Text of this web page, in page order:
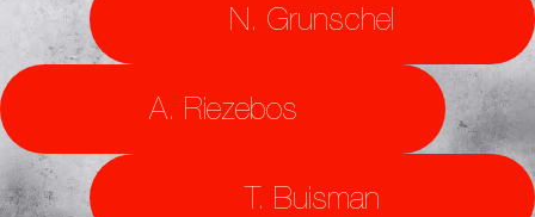
N. Grunschel
A. Riezebos
T. Buisman